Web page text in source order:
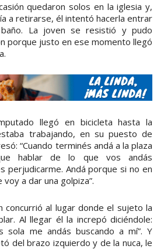
quedaron solos en la iglesia y,
a retirarse, él intentó hacerla entrar
La joven se resistió y pudo
porque justo en ese momento llegó
llegó en bicicleta hasta la
trabajando, en su puesto de
“Cuando terminés andá a la plaza
hablar de lo que vos andás
perjudicarme. Andá porque si no en
a dar una golpiza”.
concurrió al lugar donde el sujeto la
Al llegar él la increpó diciéndole:
sola me andás buscando a mí”. Y
del brazo izquierdo y de la nuca, le